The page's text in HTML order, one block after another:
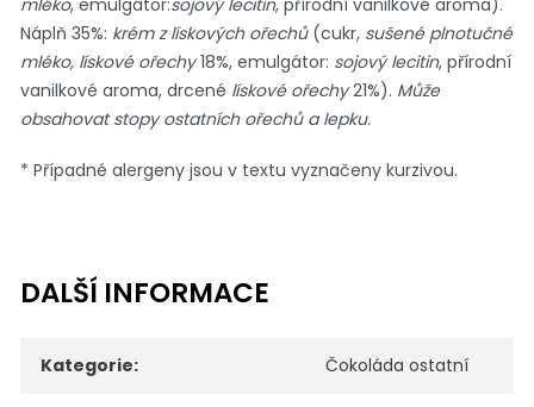
Náplň 35%: krém z lískových ořechů(cukr, sušené plnotučné
mléko, lískové ořechy18%, emulgátor: sojový lecitin, přírodní
vanilkové aroma, drcené lískové ořechy21%). Může
obsahovat stopy ostatních ořechů a lepku.
* Případné alergeny jsou v textu vyznačeny kurzivou.
DALŠÍ INFORMACE
Kategorie: Čokoláda ostatní